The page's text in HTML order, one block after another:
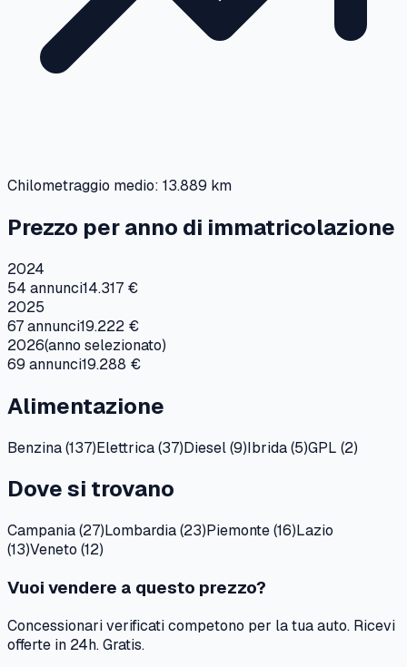
Chilometraggio medio: 13.889 km
Prezzo per anno di immatricolazione
2024
54 annunci14.317 €
2025
67annunci19.222 €
2026(anno selezionato)
69 annunci19.288 €
Alimentazione
Benzina(137)Elettrica(37)Diesel(9)Ibrida(5)GPL (2)
Dove si trovano
Campania(27)Lombardia(23)Piemonte(16)Lazio
(13)Veneto (12)
Vuoi vendere a questo prezzo?
Concessionari verificati competono per la tua auto. Ricevi
offerte in 24h. Gratis.